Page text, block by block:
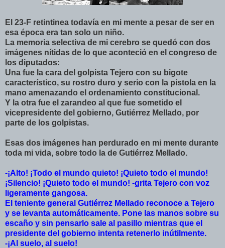
El 23-F retintinea todavía en mi mente a pesar de ser en
esa época era tan solo un niño.
La memoria selectiva de mi cerebro se quedó con dos
imágenes nítidas de lo que aconteció en el congreso de
los diputados:
Una fue la cara del golpista Tejero con su bigote
característico, su rostro duro y serio con la pistola en la
mano amenazando el ordenamiento constitucional.
Y la otra fue el zarandeo al que fue sometido el
vicepresidente del gobierno, Gutiérrez Mellado, por
parte de los golpistas.
Esas dos imágenes han perdurado en mi mente durante
toda mi vida, sobre todo la de Gutiérrez Mellado.
-¡Alto! ¡Todo el mundo quieto! ¡Quieto todo el mundo!
¡Silencio! ¡Quieto todo el mundo! -grita Tejero con voz
ligeramente gangosa.
El teniente general Gutiérrez Mellado reconoce a Tejero
y se levanta automáticamente. Pone las manos sobre su
escaño y sin pensarlo sale al pasillo mientras que el
presidente del gobierno intenta retenerlo inútilmente.
-¡Al suelo, al suelo!